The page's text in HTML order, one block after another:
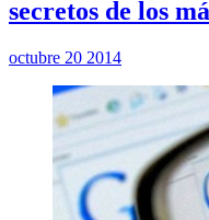
secretos de los
octubre 20 2014